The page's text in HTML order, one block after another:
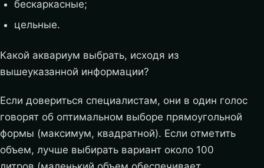
бескаркасные;
цельные.
Какой аквариум выбрать, исходя из
вышеуказанной информации?
Если довериться специалистам, они в один голос
говорят об оптимальном выборе прямоугольной
формы (максимум, квадратной). Если отметить
объем, лучше выбирать вариант около 100